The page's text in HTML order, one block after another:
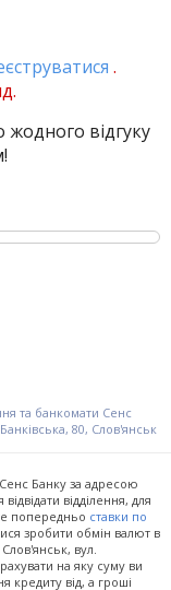
.
відгуку
та банкомати Сенс
80, Слов'янськ
Сенс Банку за адресою
відділення, для
попередньо ставки по
зробити обмін валют в
вул.
на яку суму ви
кредиту від, а гроші